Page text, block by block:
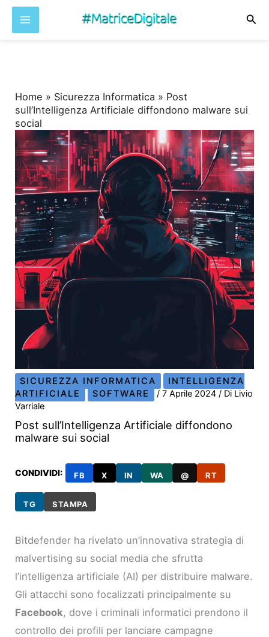
Home » Sicurezza Informatica » Post
sull’Intelligenza Artificiale diffondono malware sui
social
SICUREZZA INFORMATICA
INTELLIGENZA
ARTIFICIALE
SOFTWARE /7 Aprile 2024/ Di Livio
Varriale
Post sull’Intelligenza Artificiale diffondono
malware sui social
CONDIVIDI: FB X IN WA @ RT
TG STAMPA
Bitdefender ha rivelato un’innovativa strategia di
malvertising su social media che sfrutta
l’intelligenza artificiale (AI) per distribuire malware.
Gli attacchi sono focalizzati principalmente su
Facebook, dove i criminali informatici prendono il
controllo dei profili per lanciare campagne